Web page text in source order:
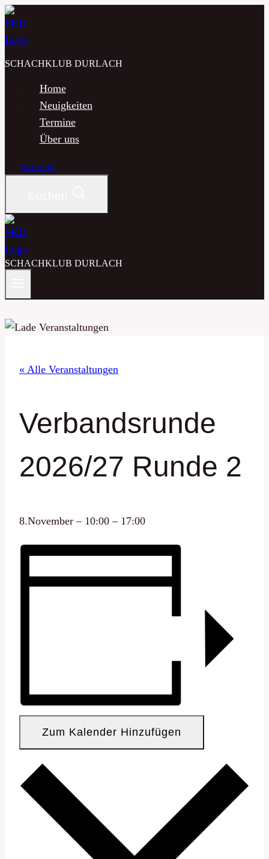
Zum
Inhalt
springen
SCHACHKLUB DURLACH
Home
Neuigkeiten
Termine
Über uns
Kontakt
SCHACHKLUB DURLACH
« Alle Veranstaltungen
Verbandsrunde
2026/27 Runde 2
8.November– 10:00– 17:00
Zum Kalender Hinzufügen